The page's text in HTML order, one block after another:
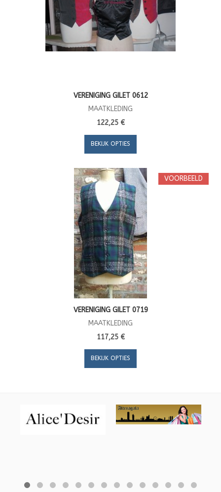
VERENIGING GILET 0612
MAATKLEDING
122,25 €
BEKIJK OPTIES
VOORBEELD
VERENIGING GILET 0719
MAATKLEDING
117,25 €
BEKIJK OPTIES